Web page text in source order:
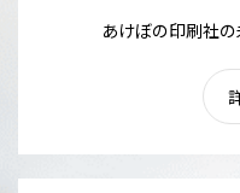
あけぼの印刷社